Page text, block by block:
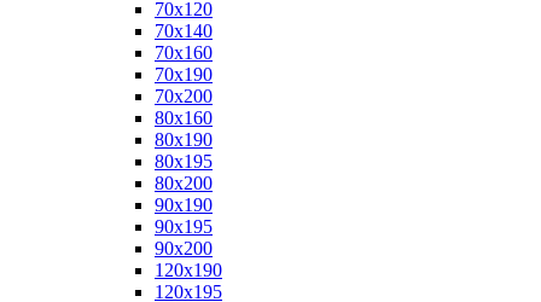
70x120
70x140
70x160
70x190
70x200
80x160
80x190
80x195
80x200
90x190
90x195
90x200
120x190
120x195